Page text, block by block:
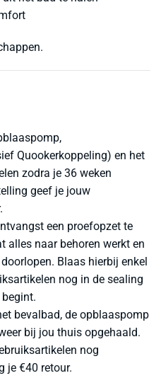
Quookerkoppeling) en het
zodra je 36 weken
geef je jouw
een proefopzet te
alles naar behoren werkt en
Blaas hierbij enkel
nog in de sealing
bevalbad, de opblaaspomp
bij jou thuis opgehaald.
nog
je €40 retour.